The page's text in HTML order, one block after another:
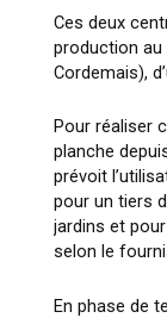
Ces deux
production au
Cordemais),
Pour réaliser
planche
prévoit
pour un tiers
jardins et
selon le
En phase de